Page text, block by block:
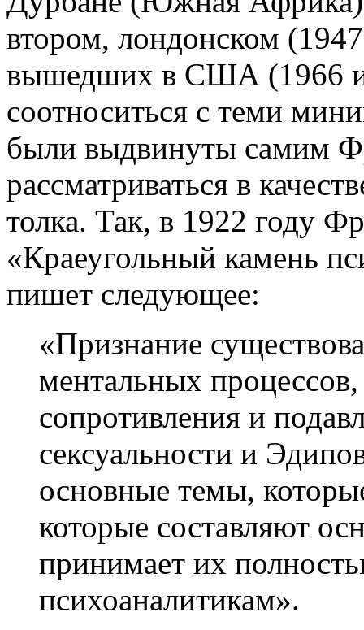
втором, лондонском
вышедших в США (1966
соотноситься с теми
были выдвинуты самим
рассматриваться в
толка. Так, в 1922 году
«Краеугольный камень
пишет следующее:
«Признание
ментальных
сопротивления и
сексуальности и
основные темы,
которые составляют
принимает их
психоаналитикам».